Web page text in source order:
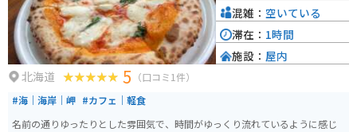
北海道 5 （口コミ1件）
#海｜海岸｜岬 #カフェ｜軽食
名前の通りゆったりとした雰囲気で、時間がゆっくり流れているように感じ
混雑： 空いている
滞在： 1時間
施設： 屋内